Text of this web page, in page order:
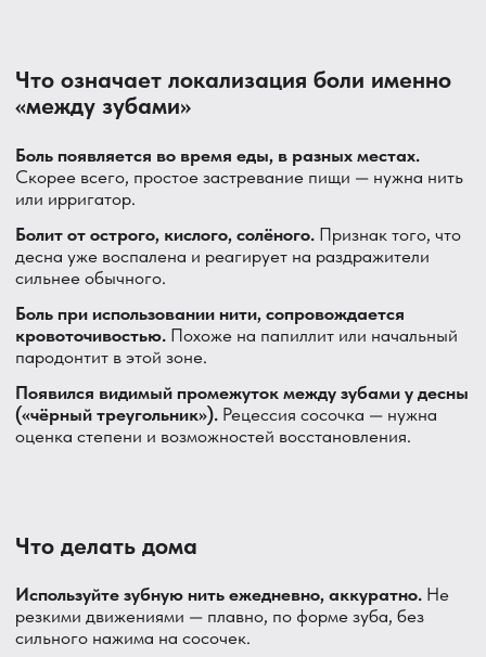
Пародонтальные карманы — кюретаж
Скрытый кариес на контактной поверхности —
лечение
Шаг 4 — Подбор средств гигиены.
именно для проблемных промежутков — это ключевой
момент для предотвращения рецидива.
Почему именно между зубами десна болит чаще, чем в
Межзубные сосочки анатомически более тонкие и хуже
защищены, чем остальная десна, и при этом труднее
очищаются обычной щёткой. Это делает их самой
уязвимой зоной для воспаления и раздражения.
Это видимый промежуток у основания зубов,
образующийся после рецессии (оседания) межзубного
сосочка. Возникает после воспаления, агрессивной
чистки или с возрастом. Не всегда болит, но эстетически
возможны специальные методики восстановления, но
результат не всегда полный — это обсуждается
Болит десна между зубами только при использовании
нити — это нормально?
Лёгкий дискомфорт в первые несколько применений,
особенно если раньше нитью не пользовались —
Частые вопросы пациентов